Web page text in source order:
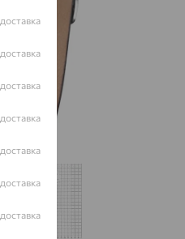
доставка
доставка
доставка
доставка
доставка
доставка
доставка